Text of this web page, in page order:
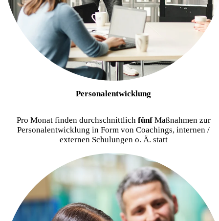
Personalentwicklung
Pro Monat finden durchschnittlich fünfMaßnahmen zur
Personalentwicklung in Form von Coachings, internen /
externen Schulungen o. Ä. statt